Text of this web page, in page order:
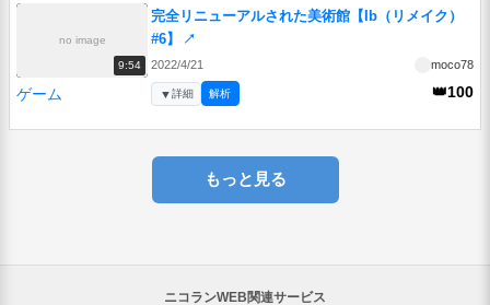
no image
9:54
完全リニューアルされた美術館【Ib（リメイク）
#6】
↗
2022/4/21 moco78
ゲーム 👑100
▼詳細 解析
もっと見る
ニコランWEB関連サービス